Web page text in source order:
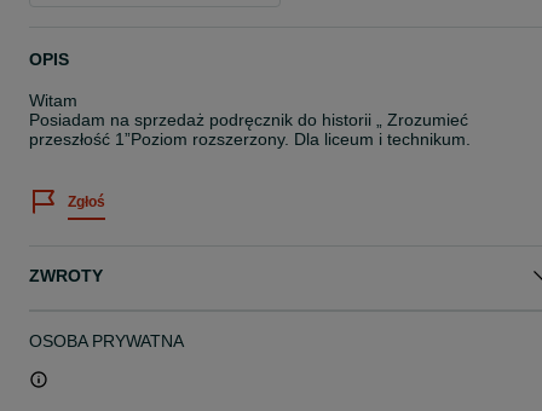
OPIS
Witam
Posiadam na sprzedaż podręcznik do historii „ Zrozumieć
przeszłość 1”Poziom rozszerzony. Dla liceum i technikum.
Zgłoś
ZWROTY
OSOBA PRYWATNA